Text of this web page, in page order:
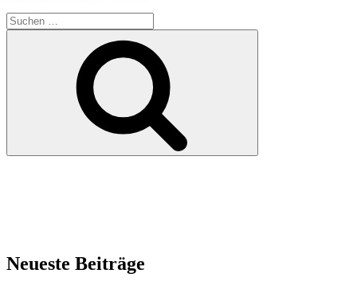
Suchen
nach:
Neueste Beiträge